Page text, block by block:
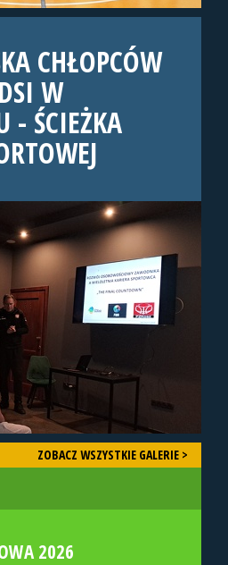
CHŁOPCÓW
W
- ŚCIEŻKA
ZOBACZ WSZYSTKIE GALERIE >
2026